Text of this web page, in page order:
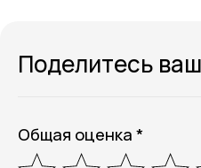
Поделитесь
Общая оценка *